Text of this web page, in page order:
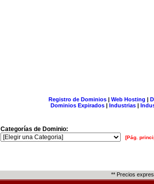
Registro de Dominios| Web Hosting |
Dominios Expirados | Industrias |
Categorías de Dominio:
[Pág.
** Precios